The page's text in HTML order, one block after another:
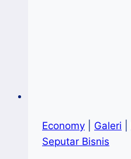
Economy Galeri
Seputar Bisnis